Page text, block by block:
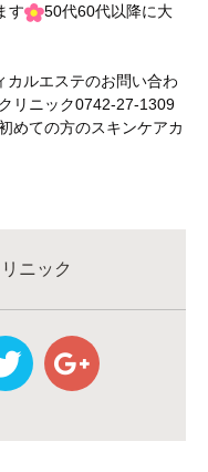
す
50代60代以降に大
カルエステのお問い合わ
リニック0742-27-1309
めての方のスキンケアカ
ニック